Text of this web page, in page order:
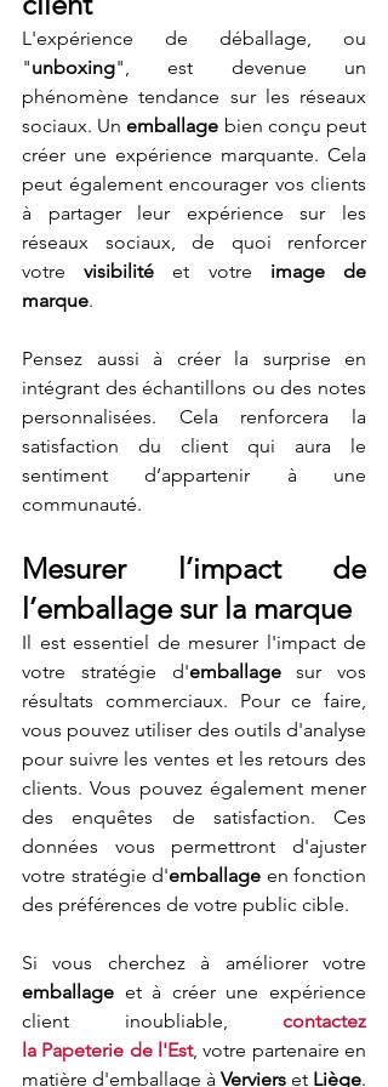
L'expérience de déballage, ou
"unboxing", est devenue un
phénomène tendance sur les réseaux
sociaux. Un emballage bien conçu peut
créer une expérience marquante. Cela
peut également encourager vos clients
à partager leur expérience sur les
réseaux sociaux, de quoi renforcer
votre visibilité et votre image de
marque.
Pensez aussi à créer la surprise en
intégrant des échantillons ou des notes
personnalisées. Cela renforcera la
satisfaction du client qui aura le
sentiment d’appartenir à une
communauté.
Mesurer l’impact de
l’emballage sur la marque
Il est essentiel de mesurer l'impact de
votre stratégie d'emballage sur vos
résultats commerciaux. Pour ce faire,
vous pouvez utiliser des outils d'analyse
pour suivre les ventes et les retours des
clients. Vous pouvez également mener
des enquêtes de satisfaction. Ces
données vous permettront d'ajuster
votre stratégie d'emballage en fonction
des préférences de votre public cible.
emballage et à créer une expérience
client inoubliable, contactez
la Papeterie de l'Est, votre partenaire en
matière d'emballage à Verviers et Liège.